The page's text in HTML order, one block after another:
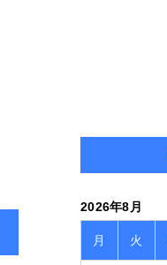
2026年8月
月 火